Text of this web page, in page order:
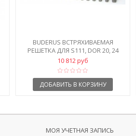
BUDERUS ВСТРЯХИВАЕМАЯ
РЕШЕТКА ДЛЯ S111, DOR 20, 24
10 812 руб
ДОБАВИТЬ В КОРЗИНУ
МОЯ УЧЕТНАЯ ЗАПИСЬ